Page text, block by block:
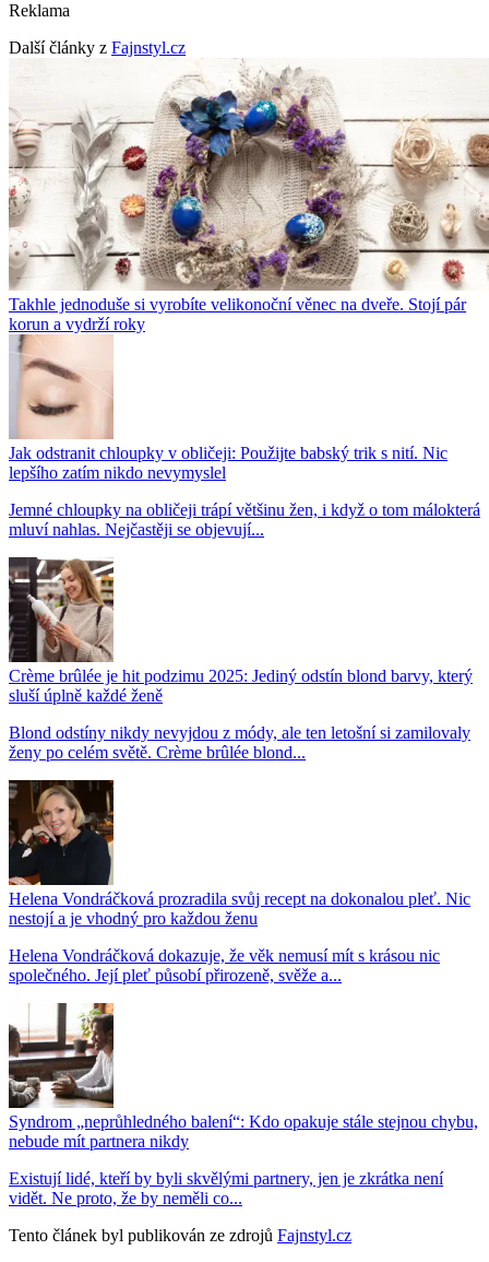
Reklama
Další články z Fajnstyl.cz
Takhle jednoduše si vyrobíte velikonoční věnec na dveře. Stojí pár
korun a vydrží roky
Jak odstranit chloupky v obličeji: Použijte babský trik s nití. Nic
lepšího zatím nikdo nevymyslel
Jemné chloupky na obličeji trápí většinu žen, i když o tom málokterá
mluví nahlas. Nejčastěji se objevují...
Crème brûlée je hit podzimu 2025: Jediný odstín blond barvy, který
sluší úplně každé ženě
Blond odstíny nikdy nevyjdou z módy, ale ten letošní si zamilovaly
ženy po celém světě. Crème brûlée blond...
Helena Vondráčková prozradila svůj recept na dokonalou pleť. Nic
nestojí a je vhodný pro každou ženu
Helena Vondráčková dokazuje, že věk nemusí mít s krásou nic
společného. Její pleť působí přirozeně, svěže a...
Syndrom „neprůhledného balení“: Kdo opakuje stále stejnou chybu,
nebude mít partnera nikdy
Existují lidé, kteří by byli skvělými partnery, jen je zkrátka není
vidět. Ne proto, že by neměli co...
Tento článek byl publikován ze zdrojů Fajnstyl.cz